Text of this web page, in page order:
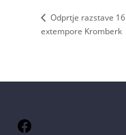
Odprtje razstave
extempore Kromberk
Facebook